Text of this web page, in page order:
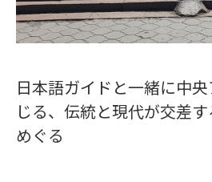
日本語ガイドと一緒に中
じる、伝統と現代が交差
めぐる